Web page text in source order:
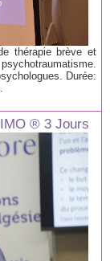
thérapie brève et
Durée:
® 3 Jours